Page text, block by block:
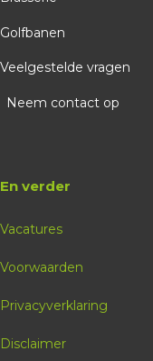
Golfbanen
Veelgestelde vragen
Neem contact op
En verder
Vacatures
Voorwaarden
Privacyverklaring
Disclaimer